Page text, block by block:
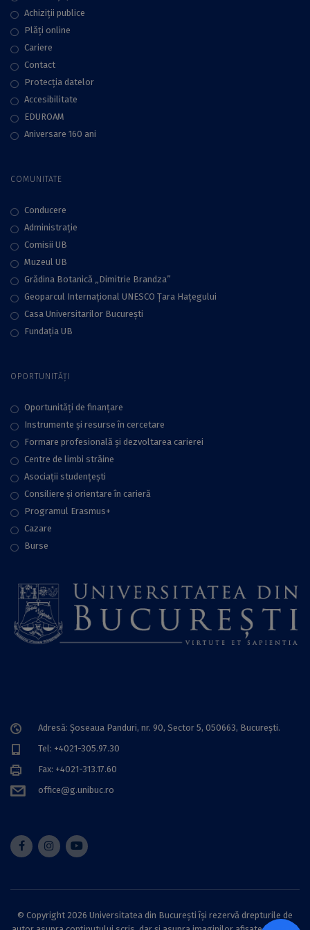
Achiziții publice
Plăţi online
Cariere
Contact
Protecţia datelor
Accesibilitate
EDUROAM
Aniversare 160 ani
COMUNITATE
Conducere
Administraţie
Comisii UB
Muzeul UB
Grădina Botanică „Dimitrie Brandza”
Geoparcul Internațional UNESCO Țara Hațegului
Casa Universitarilor București
Fundaţia UB
OPORTUNITĂȚI
Oportunități de finanțare
Instrumente și resurse în cercetare
Formare profesională și dezvoltarea carierei
Centre de limbi străine
Asociații studențești
Consiliere şi orientare în carieră
Programul Erasmus+
Cazare
Burse
Adresă: Șoseaua Panduri, nr. 90, Sector 5, 050663, Bucureşti.
Tel: +4021-305.97.30
Fax: +4021-313.17.60
office@g.unibuc.ro
© Copyright 2026 Universitatea din București își rezervă drepturile de